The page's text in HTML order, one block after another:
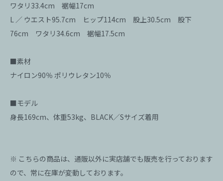
ワタリ33.4cm 裾幅17cm
L ／ ウエスト95.7cm ヒップ114cm 股上30.5cm 股下
76cm ワタリ34.6cm 裾幅17.5cm
■素材
ナイロン90％ ポリウレタン10％
■モデル
身長169cm、体重53kg、BLACK／Sサイズ着用
※ こちらの商品は、通販以外に実店舗でも販売を行っております
ので、常に在庫が変動しております。